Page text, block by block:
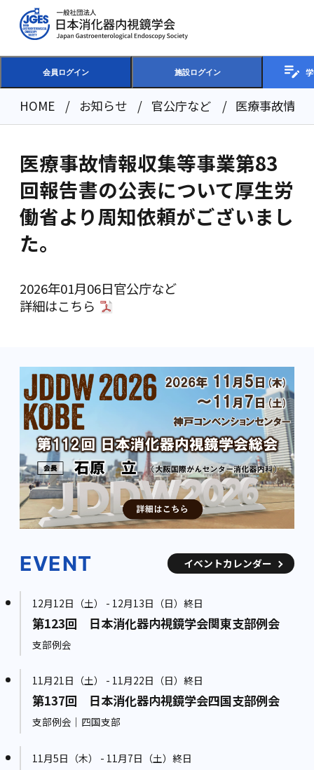
会員ログイン 施設ログイン
HOME お知らせ 官公庁など 医療事故情報
2026年01月06日官公庁など
医療事故情報収集等事業第83
回報告書の公表について厚生労
働省より周知依頼がございまし
た。
詳細はこちら
EVENT イベントカレンダー
12月12日（土） - 12月13日（日）終日
第123回 日本消化器内視鏡学会関東支部例会
支部例会
11月21日（土） - 11月22日（日）終日
第137回 日本消化器内視鏡学会四国支部例会
支部例会｜四国支部
11月5日（木） - 11月7日（土）終日